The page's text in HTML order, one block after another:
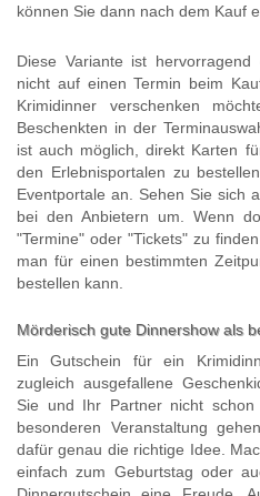
können Sie dann nach dem Kauf
Diese Variante ist
nicht auf einen Termin beim
Krimidinner verschenken
Beschenkten in der
ist auch möglich, direkt Karten
den Erlebnisportalen zu
Eventportale an. Sehen Sie sich
bei den Anbietern um. Wenn
"Termine" oder "Tickets" zu
man für einen bestimmten
bestellen kann.
Mörderisch gute Dinnershow als
Ein Gutschein für ein
zugleich ausgefallene
Sie und Ihr Partner nicht
besonderen Veranstaltung
dafür genau die richtige Idee.
einfach zum Geburtstag oder